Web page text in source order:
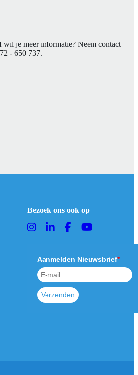
je meer informatie? Neem contact
- 650 737.
Bezoek ons ook op
Aanmelden Nieuwsbrief*
Verzenden